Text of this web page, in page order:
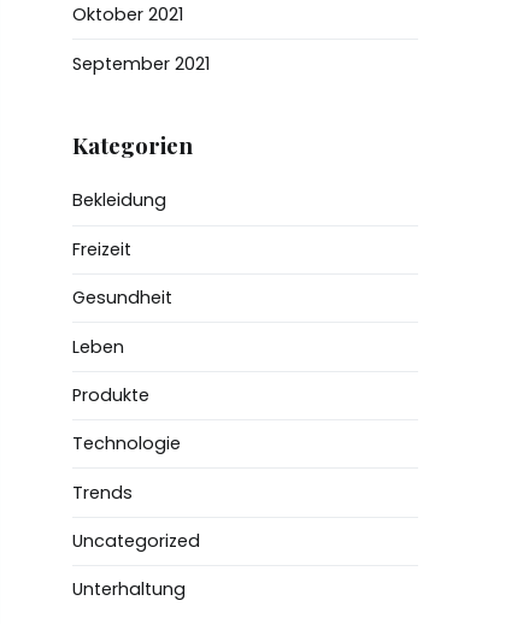
Oktober 2021
September 2021
Kategorien
Bekleidung
Freizeit
Gesundheit
Leben
Produkte
Technologie
Trends
Uncategorized
Unterhaltung